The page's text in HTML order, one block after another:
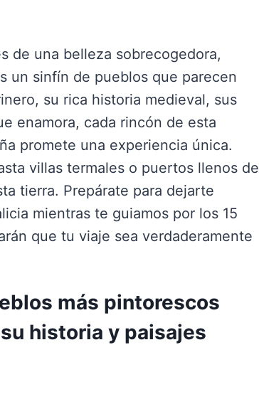
de una belleza sobrecogedora,
un sinfín de pueblos que parecen
su rica historia medieval, sus
enamora, cada rincón de esta
promete una experiencia única.
villas termales o puertos llenos de
tierra. Prepárate para dejarte
mientras te guiamos por los 15
que tu viaje sea verdaderamente
más pintorescos
historia y paisajes